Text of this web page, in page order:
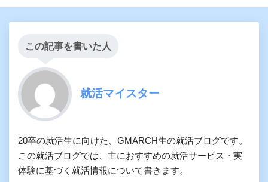
この記事を書いた人
就活マイスター
20卒の就活生に向けた、GMARCH生の就活ブログです。
この就活ブログでは、主におすすめの就活サービス・実
体験に基づく就活情報について書きます。